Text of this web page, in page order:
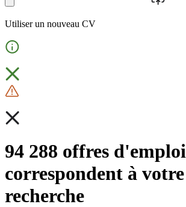
Utiliser un nouveau CV
94 288 offres d'emploi
correspondent à votre
recherche